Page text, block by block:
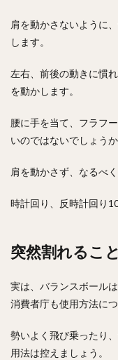
肩を動かさないように
します。
左右、前後の動きに慣
を動かします。
腰に手を当て、フラフ
いのではないでしょうか
肩を動かさず、なるべ
時計回り、反時計回り10
突然割れるこ
実は、バランスボール
消費者庁も使用方法に
勢いよく飛び乗ったり
用法は控えましょう。